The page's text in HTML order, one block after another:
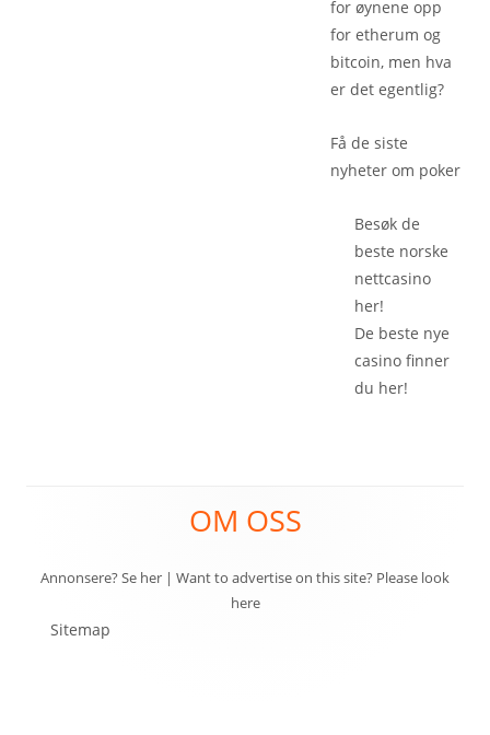
for øynene opp
for etherum og
bitcoin, men hva
er det egentlig?
Få de siste
nyheter om poker
Besøk de
beste norske
nettcasino
her!
De beste nye
casino finner
du her!
OM OSS
Annonsere? Se her | Want to advertise on this site? Please look
here
Sitemap